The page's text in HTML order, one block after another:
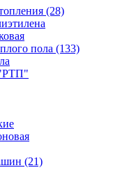
(28)
пола (133)
(21)